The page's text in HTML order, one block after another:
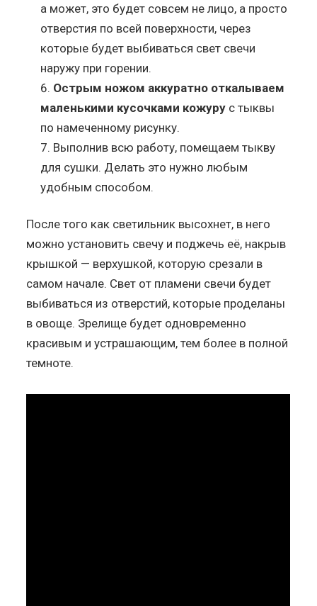
а может, это будет совсем не лицо, а просто
отверстия по всей поверхности, через
которые будет выбиваться свет свечи
наружу при горении.
Острым ножом аккуратно откалываем
маленькими кусочками кожуру с тыквы
по намеченному рисунку.
Выполнив всю работу, помещаем тыкву
для сушки. Делать это нужно любым
удобным способом.
После того как светильник высохнет, в него
можно установить свечу и поджечь её, накрыв
крышкой — верхушкой, которую срезали в
самом начале. Свет от пламени свечи будет
выбиваться из отверстий, которые проделаны
в овоще. Зрелище будет одновременно
красивым и устрашающим, тем более в полной
темноте.